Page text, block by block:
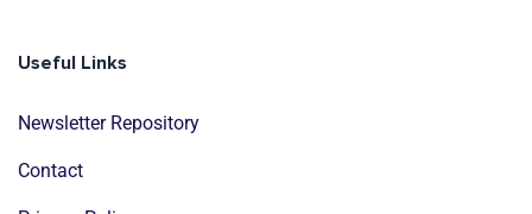
Useful Links
Newsletter Repository
Contact